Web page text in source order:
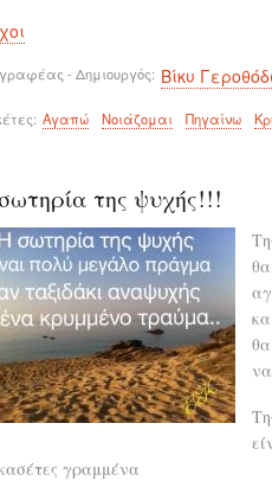
- Δημιουργός Βίκυ
Αγαπώ Νοιάζομαι Πηγαίνω
της ψυχής!!!
γραμμένα